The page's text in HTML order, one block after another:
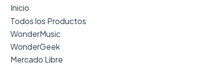
Inicio
Todos los Productos
WonderMusic
WonderGeek
Mercado Libre